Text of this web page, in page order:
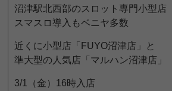
沼津駅北西部のスロット専門小型店
スマスロ導入もベニヤ多数
近くに小型店「FUYO沼津店」と
準大型の人気店「マルハン沼津店」
3/1（金）16時入店